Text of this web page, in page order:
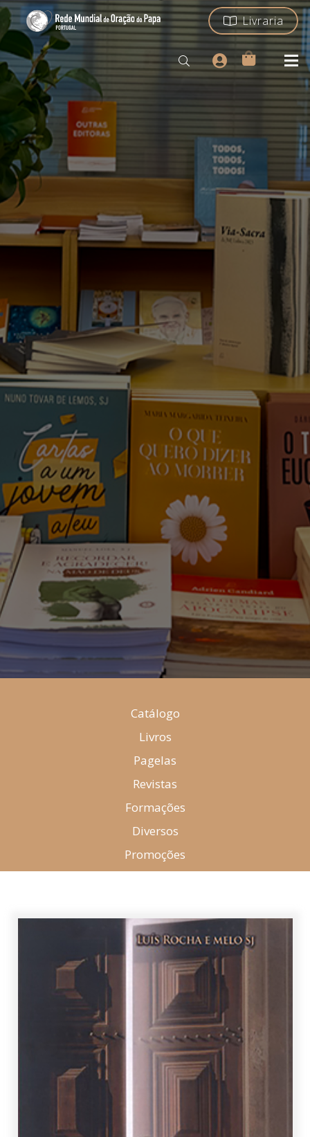
Livraria
Catálogo
Livros
Pagelas
Revistas
Formações
Diversos
Promoções